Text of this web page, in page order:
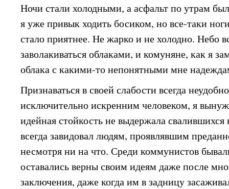
Ночи стали холодными, а асфальт по утрам
я уже привык ходить босиком, но все-таки
стало приятнее. Не жарко и не холодно. Небо
заволакиваться облаками, и комуняне, как я
облака с какими-то непонятными мне
Признаваться в своей слабости всегда
исключительно искренним человеком, я
идейная стойкость не выдержала
всегда завидовал людям, проявлявшим
несмотря ни на что. Среди коммунистов
оставались верны своим идеям даже после
заключения, даже когда им в задницу